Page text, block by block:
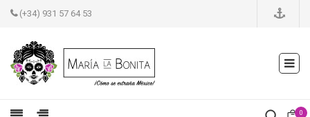
(+34) 931 57 64 53
0